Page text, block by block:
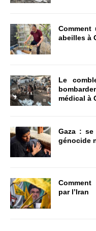
abeilles à
Le
médical à
Gaza :
génocide
par l’Iran